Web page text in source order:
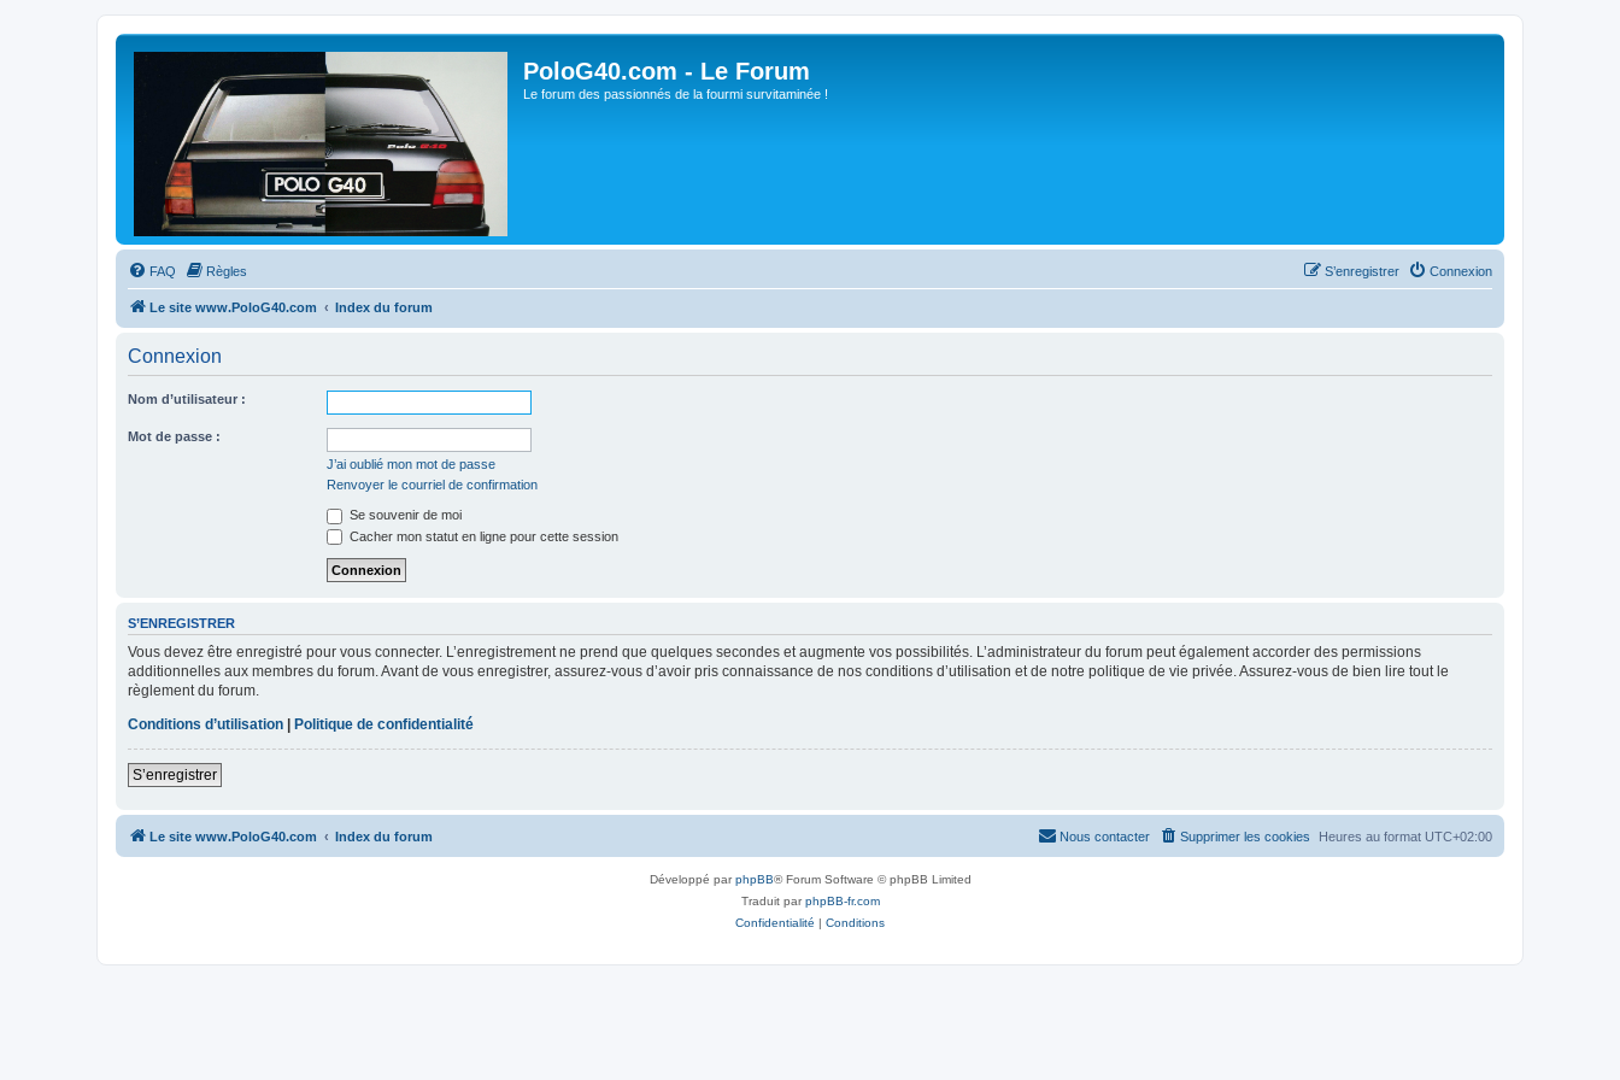
PoloG40.com - Le Forum
Le forum des passionnés de la fourmi survitaminée !
FAQ Règles Connexion
S’enregistrer
Le site www.PoloG40.com Index du forum
Connexion
Nom d’utilisateur :
Mot de passe :
J’ai oublié mon mot de passe
Renvoyer le courriel de confirmation
Se souvenir de moi
Cacher mon statut en ligne pour cette session
S’ENREGISTRER
Vous devez être enregistré pour vous connecter. L’enregistrement ne prend que quelques secondes et augmente vos possibilités. L’administrateur du forum peut également accorder des permissions
additionnelles aux membres du forum. Avant de vous enregistrer, assurez-vous d’avoir pris connaissance de nos conditions d’utilisation et de notre politique de vie privée. Assurez-vous de bien lire tout le
règlement du forum.
Conditions d’utilisation | Politique de confidentialité
S’enregistrer
Le site www.PoloG40.com Index du forum Heures au format UTC+02:00
Supprimer les cookies
Nous contacter
Développé parphpBB® Forum Software © phpBB Limited
Traduit parphpBB-fr.com
Confidentialité | Conditions